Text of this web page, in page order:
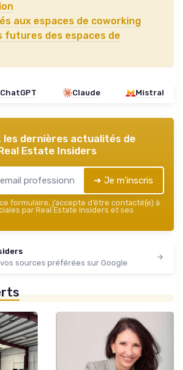
aux espaces de coworking
futures des espaces de
ChatGPT Claude Mistral
les dernières actualités de
Estate Insiders
➔ Je m'inscris
formulaire, j’accepte d’être contacté(e) à
par Real Estate Insiders et ses
sources préférées sur Google